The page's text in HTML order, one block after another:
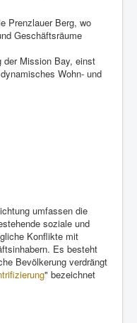
Prenzlauer Berg, wo
Geschäftsräume
der Mission Bay, einst
Wohn- und
umfassen die
soziale und
Konflikte mit
Es besteht
Bevölkerung verdrängt
" bezeichnet